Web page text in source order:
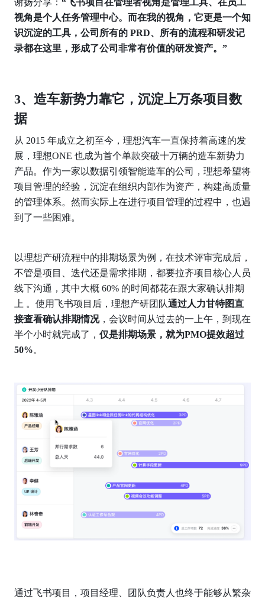
视角是个人任务管理中心。而在我的视角，它更是一个知
识沉淀的工具，公司所有的 PRD、所有的流程和研发记
录都在这里，形成了公司非常有价值的研发资产。”
3、造车新势力靠它，沉淀上万条项目数
据
从 2015 年成立之初至今，理想汽车一直保持着高速的发
展，理想ONE 也成为首个单款突破十万辆的造车新势力
产品。作为一家以数据引领智能造车的公司，理想希望将
项目管理的经验，沉淀在组织内部作为资产，构建高质量
的管理体系。然而实际上在进行项目管理的过程中，也遇
到了一些困难。
以理想产研流程中的排期场景为例，在技术评审完成后，
不管是项目、迭代还是需求排期，都要拉齐项目核心人员
线下沟通，其中大概 60% 的时间都花在跟大家确认排期
上 。使用飞书项目后，理想产研团队通过人力甘特图直
接查看确认排期情况，会议时间从过去的一上午，到现在
半个小时就完成了， 仅是排期场景，就为PMO提效超过
50%。
通过飞书项目，项目经理、团队负责人也终于能够从繁杂